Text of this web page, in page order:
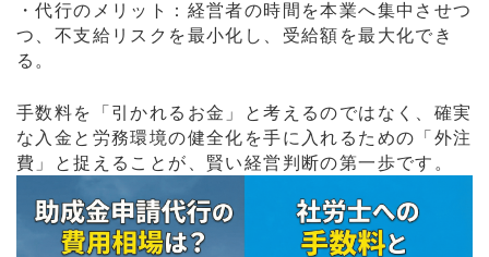
・代行のメリット：経営者の時間を本業へ集中させつ
つ、不支給リスクを最小化し、受給額を最大化でき
る。
手数料を「引かれるお金」と考えるのではなく、確実
な入金と労務環境の健全化を手に入れるための「外注
費」と捉えることが、賢い経営判断の第一歩です。